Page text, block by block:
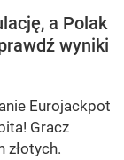
a Polak
wyniki
Eurojackpot
Gracz
złotych.